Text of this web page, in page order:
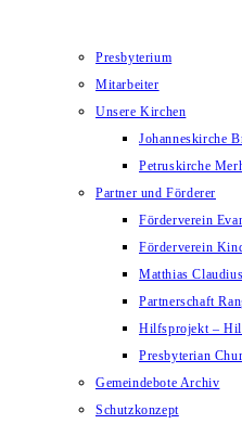
Presbyterium
Mitarbeiter
Unsere Kirchen
Johanneskirche
Petruskirche
Partner und Förderer
Förderverein
Förderverein
Matthias
Partnerschaft
Hilfsprojekt –
Presbyterian
Gemeindebote Archiv
Schutzkonzept